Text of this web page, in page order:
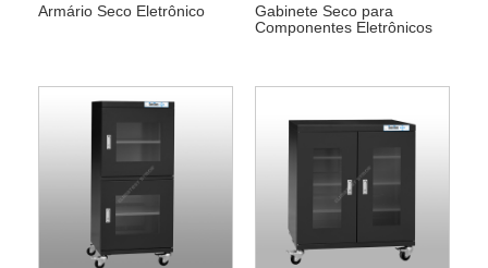
Armário Seco Eletrônico
Gabinete Seco para
Componentes Eletrônicos